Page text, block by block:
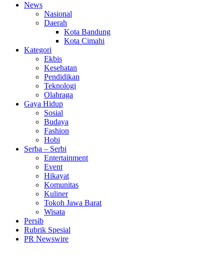
News
Nasional
Daerah
Kota Bandung
Kota Cimahi
Kategori
Ekbis
Kesehatan
Pendidikan
Teknologi
Olahraga
Gaya Hidup
Sosial
Budaya
Fashion
Hobi
Serba – Serbi
Entertainment
Event
Hikayat
Komunitas
Kuliner
Tokoh Jawa Barat
Wisata
Persib
Rubrik Spesial
PR Newswire